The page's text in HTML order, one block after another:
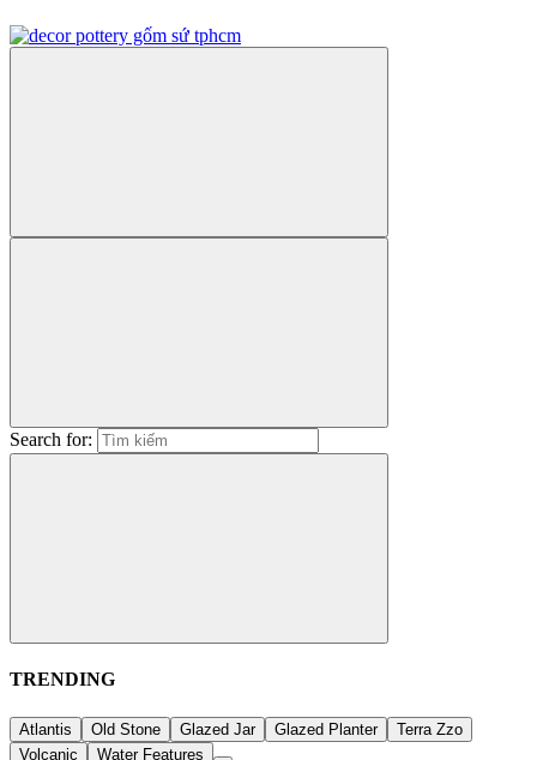
Search for:
TRENDING
Atlantis Old Stone Glazed Jar Glazed Planter
Terra Zzo
Volcanic
Water Features